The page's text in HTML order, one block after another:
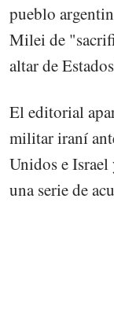
pueblo
Milei de
altar de
El editorial
militar iraní
Unidos e
una serie de